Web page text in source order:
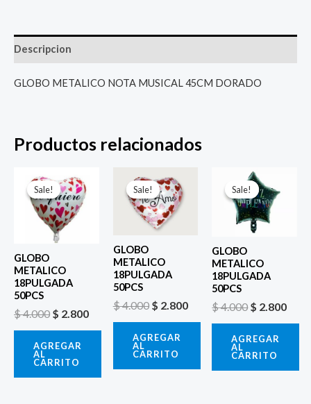
Descripcion
GLOBO METALICO NOTA MUSICAL 45CM DORADO
Productos relacionados
Sale!
Sale!
GLOBO
METALICO
18PULGADA
50PCS
$4.000
precio
original
era:
$ 4.000.
$ 2.800
AGREGAR
AL
CARRITO
Sale!
Sale!
GLOBO
METALICO
18PULGADA
50PCS
$4.000
precio
original
era:
$ 4.000.
$ 2.800
AGREGAR
AL
CARRITO
Sale!
Sale!
GLOBO
METALICO
18PULGADA
50PCS
$4.000
El
precio
original
era:
$ 4.000.
$ 2.800
AGREGAR
AL
CARRITO